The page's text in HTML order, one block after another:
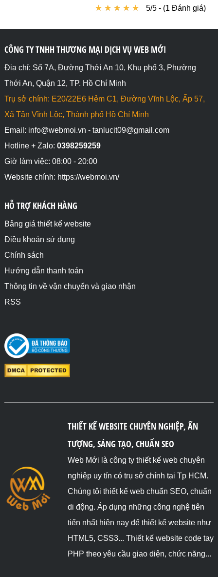
★ ★ ★ ★ ★
★ ★ ★ ★ ★ 5/5 - (1 Đánh giá)
CÔNG TY TNHH THƯƠNG MẠI DỊCH VỤ WEB MỚI
Địa chỉ: Số 7A, Đường Thới An 10, Khu phố 3, Phường
Thới An, Quận 12, TP. Hồ Chí Minh
Trụ sở chính: E20/22E6 Hẻm C1, Đường Vĩnh Lộc, Ấp 57,
Xã Tân Vĩnh Lộc, Thành phố Hồ Chí Minh
Email: info@webmoi.vn - tanlucit09@gmail.com
Hotline + Zalo: 0398259259
Giờ làm việc: 08:00 - 20:00
Website chính: https://webmoi.vn/
HỖ TRỢ KHÁCH HÀNG
Bảng giá thiết kế website
Điều khoản sử dụng
Chính sách
Hướng dẫn thanh toán
Thông tin về vận chuyển và giao nhận
RSS
THIẾT KẾ WEBSITE CHUYÊN NGHIỆP, ẤN
TƯỢNG, SÁNG TẠO, CHUẨN SEO
Web Mới là công ty thiết kế web chuyên
nghiệp uy tín có trụ sở chính tại Tp HCM.
Chúng tôi thiết kế web chuẩn SEO, chuẩn
di động. Áp dụng những công nghệ tiên
tiến nhất hiện nay để thiết kế website như
HTML5, CSS3... Thiết kế website code tay
PHP theo yêu cầu giao diện, chức năng...